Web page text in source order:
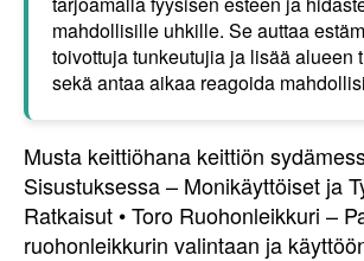
mahdollisille uhkille. Se auttaa
toivottuja tunkeutujia ja lisää alueen
sekä antaa aikaa reagoida
Musta keittiöhana keittiön
Sisustuksessa – Monikäyttöiset ja
Ratkaisut •Toro Ruohonleikkuri –
ruohonleikkurin valintaan ja